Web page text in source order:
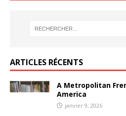
ARTICLES RÉCENTS
A Metropolitan
America
janvier 9, 2026